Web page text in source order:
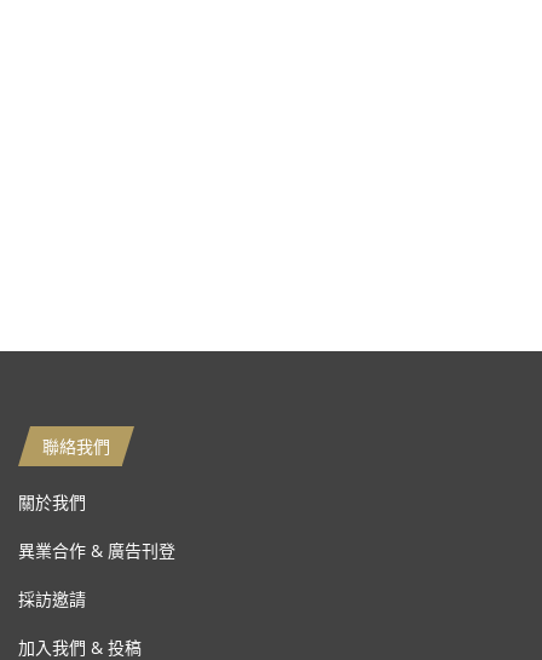
聯絡我們
關於我們
異業合作 & 廣告刊登
採訪邀請
加入我們 & 投稿